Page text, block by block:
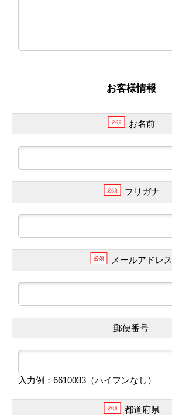
お客様情報
必須 お名前
必須 フリガナ
必須 メールアドレス
郵便番号
入力例：6610033（ハイフンなし）
必須 都道府県